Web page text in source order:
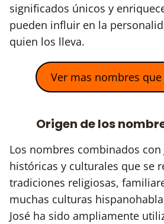
significados únicos y
pueden influir en la
quien los lleva.
Ver mas nombres
Origen de los
Los nombres combinados con
históricas y culturales que se
tradiciones religiosas,
muchas culturas
José ha sido ampliamente